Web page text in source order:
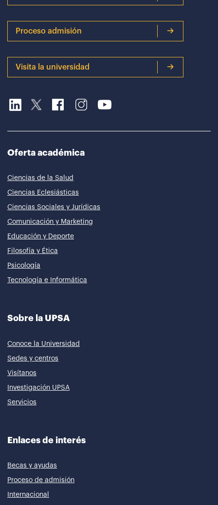
Proceso admisión
Visita la universidad
Oferta académica
Ciencias de la Salud
Ciencias Eclesiásticas
Ciencias Sociales y Jurídicas
Comunicación y Marketing
Educación y Deporte
Filosofía y Ética
Psicología
Tecnología e Informática
Sobre la UPSA
Conoce la Universidad
Sedes y centros
Visítanos
Investigación UPSA
Servicios
Enlaces de interés
Becas y ayudas
Proceso de admisión
Internacional